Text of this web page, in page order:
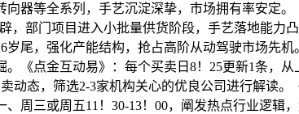
器等全系列，手艺沉淀深挚，市场拥有率安定
部门项目进入小批量供货阶段，手艺落地能力
尾，强化产能结构，抢占高阶从动驾驶市场先
《点金互动易》：每个买卖日8！25更新1条，从
态，筛选2-3家机构关心的优良公司进行解读。
周三或周五11！30-13！00，阐发热点行业逻辑